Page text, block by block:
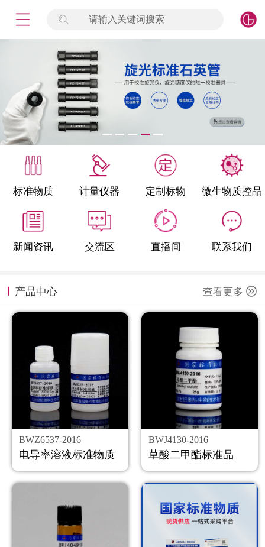
请输入关键词搜索
标准物质 计量仪器 定制标物 微生物质控品
新闻资讯 交流区 直播间 联系我们
产品中心 查看更多
BWZ6537-2016
电导率溶液标准物质
BWJ4130-2016
草酸二甲酯标准品
签到
标准物质
产品专项
微生物检测/质控品
定制标物
定制仪器
新闻资讯
公司主页
购物车
会员中心
联系我们
返回主页